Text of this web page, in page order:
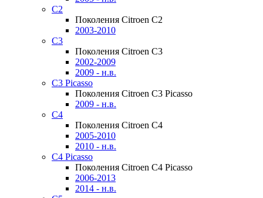
C2
Поколения Citroen C2
2003-2010
C3
Поколения Citroen C3
2002-2009
2009 - н.в.
C3 Picasso
Поколения Citroen C3 Picasso
2009 - н.в.
C4
Поколения Citroen C4
2005-2010
2010 - н.в.
C4 Picasso
Поколения Citroen C4 Picasso
2006-2013
2014 - н.в.